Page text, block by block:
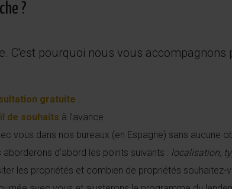
?
C'est pourquoi nous vous accompagnons
gratuite .
de souhaits à l’avance.
vous dans nos bureaux (en Espagne) sans aucune
d’abord les points suivants : localisation,
les propriétés et combien de propriétés souhaitez-